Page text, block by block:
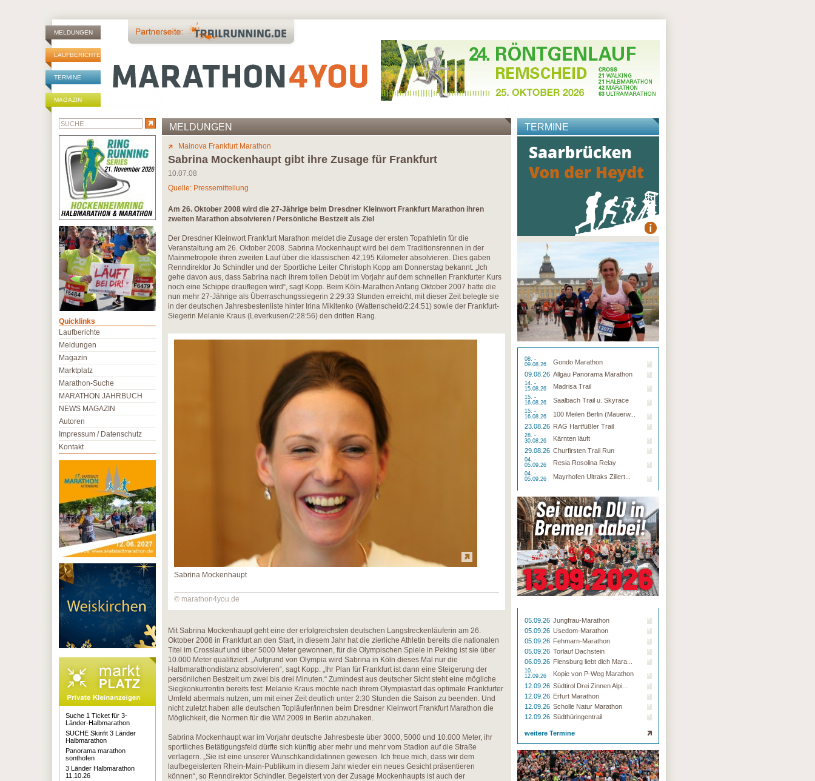
MELDUNGEN
LAUFBERICHTE
TERMINE
MAGAZIN
MELDUNGEN
Mainova Frankfurt Marathon
Sabrina Mockenhaupt gibt ihre Zusage für Frankfurt
10.07.08
Quelle: Pressemitteilung
Am 26. Oktober 2008 wird die 27-Jährige beim Dresdner Kleinwort Frankfurt Marathon ihren
zweiten Marathon absolvieren / Persönliche Bestzeit als Ziel
Der Dresdner Kleinwort Frankfurt Marathon meldet die Zusage der ersten Topathletin für die
Veranstaltung am 26. Oktober 2008. Sabrina Mockenhaupt wird bei dem Traditionsrennen in der
Mainmetropole ihren zweiten Lauf über die klassischen 42,195 Kilometer absolvieren. Dies gaben
Renndirektor Jo Schindler und der Sportliche Leiter Christoph Kopp am Donnerstag bekannt. „Ich
gehe davon aus, dass Sabrina nach ihrem tollen Debüt im Vorjahr auf dem schnellen Frankfurter Kurs
noch eine Schippe drauflegen wird“, sagt Kopp. Beim Köln-Marathon Anfang Oktober 2007 hatte die
nun mehr 27-Jährige als Überraschungssiegerin 2:29:33 Stunden erreicht, mit dieser Zeit belegte sie
in der deutschen Jahresbestenliste hinter Irina Mikitenko (Wattenscheid/2:24:51) sowie der Frankfurt-
Siegerin Melanie Kraus (Leverkusen/2:28:56) den dritten Rang.
Sabrina Mockenhaupt
© marathon4you.de
Mit Sabrina Mockenhaupt geht eine der erfolgreichsten deutschen Langstreckenläuferin am 26.
Oktober 2008 in Frankfurt an den Start, in diesem Jahr hat die zierliche Athletin bereits die nationalen
Titel im Crosslauf und über 5000 Meter gewonnen, für die Olympischen Spiele in Peking ist sie über
10.000 Meter qualifiziert. „Aufgrund von Olympia wird Sabrina in Köln dieses Mal nur die
Halbmarathondistanz absolvieren“, sagt Kopp. „Ihr Plan für Frankfurt ist dann eine Steigerung der
persönlichen Bestzeit um zwei bis drei Minuten.“ Zumindest aus deutscher Sicht steht eine mögliche
Siegkonkurrentin bereits fest: Melanie Kraus möchte nach ihrem Olympiastart das optimale Frankfurter
Umfeld abermals nutzen, um mit einer Zeit deutlich unter 2:30 Stunden die Saison zu beenden. Und
nicht zuletzt haben alle deutschen Topläufer/innen beim Dresdner Kleinwort Frankfurt Marathon die
Möglichkeit, die Normen für die WM 2009 in Berlin abzuhaken.
Sabrina Mockenhaupt war im Vorjahr deutsche Jahresbeste über 3000, 5000 und 10.000 Meter, ihr
sportliches Betätigungsfeld dürfte sich künftig aber mehr und mehr vom Stadion auf die Straße
verlagern. „Sie ist eine unserer Wunschkandidatinnen gewesen. Ich freue mich, dass wir dem
laufbegeisterten Rhein-Main-Publikum in diesem Jahr wieder ein neues Gesicht präsentieren
können“, so Renndirektor Schindler. Begeistert von der Zusage Mockenhaupts ist auch der
TERMINE
08. -
09.08.26
Gondo Marathon
09.08.26 Allgäu Panorama Marathon
14. -
15.08.26
Madrisa Trail
15. -
16.08.26
Saalbach Trail u. Skyrace
15. -
16.08.26
100 Meilen Berlin (Mauerw...
23.08.26 RAG Hartfüßler Trail
28. -
30.08.26
Kärnten läuft
29.08.26 Churfirsten Trail Run
04. -
05.09.26
Resia Rosolina Relay
04. -
05.09.26
Mayrhofen Ultraks Zillert...
05.09.26 Jungfrau-Marathon
05.09.26 Usedom-Marathon
05.09.26 Fehmarn-Marathon
05.09.26 Torlauf Dachstein
06.09.26 Flensburg liebt dich Mara...
10. -
12.09.26
Kopie von P-Weg Marathon
12.09.26 Südtirol Drei Zinnen Alpi...
12.09.26 Erfurt Marathon
12.09.26 Scholle Natur Marathon
12.09.26 Südthüringentrail
weitere Termine
Quicklinks
Laufberichte
Meldungen
Magazin
Marktplatz
Marathon-Suche
MARATHON JAHRBUCH
NEWS MAGAZIN
Autoren
Impressum / Datenschutz
Kontakt
Suche 1 Ticket für 3-
Länder-Halbmarathon
SUCHE Skinfit 3 Länder
Halbmarathon
Panorama marathon
sonthofen
3 Länder Halbmarathon
11.10.26